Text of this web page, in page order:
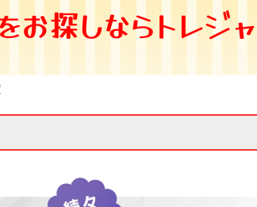
探しならトレジ